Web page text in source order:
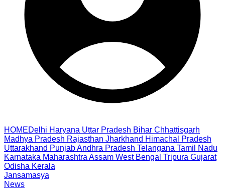
HOMEDelhi Haryana Uttar Pradesh Bihar Chhattisgarh
Madhya Pradesh Rajasthan Jharkhand Himachal Pradesh
Uttarakhand PunjabAndhra Pradesh Telangana Tamil Nadu
Karnataka Maharashtra Assam West Bengal Tripura Gujarat
Odisha Kerala
Jansamasya
News